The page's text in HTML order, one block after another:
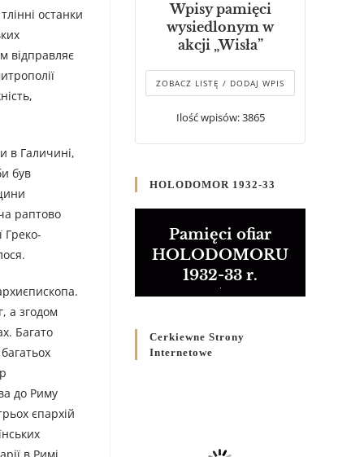
останки
відправляє
в Галичині,
був
раптово
Греко-
а згодом
Багато
до Риму
єпархій
Декрет єпископів
Перемисько-Варшавської
Митрополії стосовно
звершування Божественної
літургії
Булла проголошення
Розпорядження
Преосвященнішого Владики
Кир Володимира Р. Ющака
про вживання друкованих
книг на публічних
богослужіннях
Wpisy pamięci
wysiedlonym w
akcji „Wisła”
ZOBACZ LISTĘ / DODAJ WPIS
Ilość wpisów: 3865
HOLODOMOR 1932-33
Pamięci ofiar
HOLODOMORU
1932-33 r.
Cerkiewne Strony
Internetowe